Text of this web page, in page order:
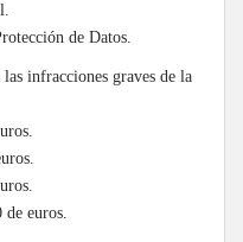
de Datos.
infracciones graves de la
de euros.